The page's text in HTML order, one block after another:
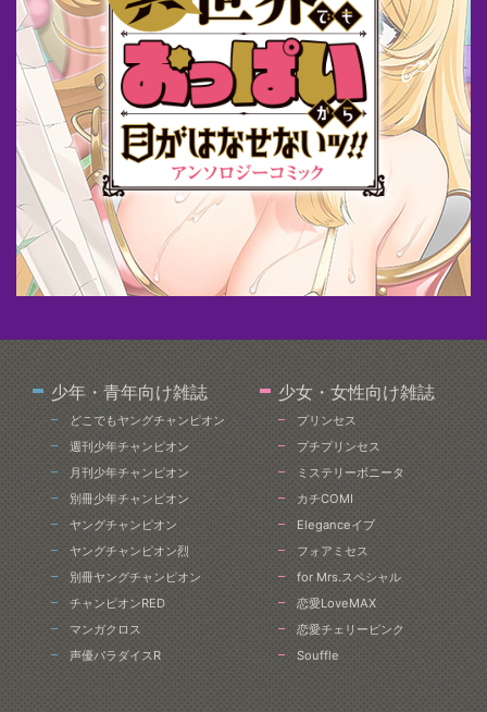
少年・青年向け雑誌
どこでもヤングチャンピオン
週刊少年チャンピオン
月刊少年チャンピオン
別冊少年チャンピオン
ヤングチャンピオン
ヤングチャンピオン烈
別冊ヤングチャンピオン
チャンピオンRED
マンガクロス
声優パラダイスR
少女・女性向け雑誌
プリンセス
プチプリンセス
ミステリーボニータ
カチCOMI
Eleganceイブ
フォアミセス
for Mrs.スペシャル
恋愛LoveMAX
恋愛チェリーピンク
Souffle